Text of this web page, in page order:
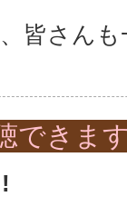
皆さん
できま